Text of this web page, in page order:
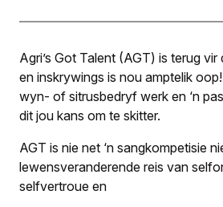
Agri’s Got Talent (AGT) is terug vir
en inskrywings is nou amptelik
wyn- of sitrusbedryf werk en ‘n
dit jou kans om te skitter.
AGT is nie net ‘n sangkompetisie
lewensveranderende reis van
selfvertroue en